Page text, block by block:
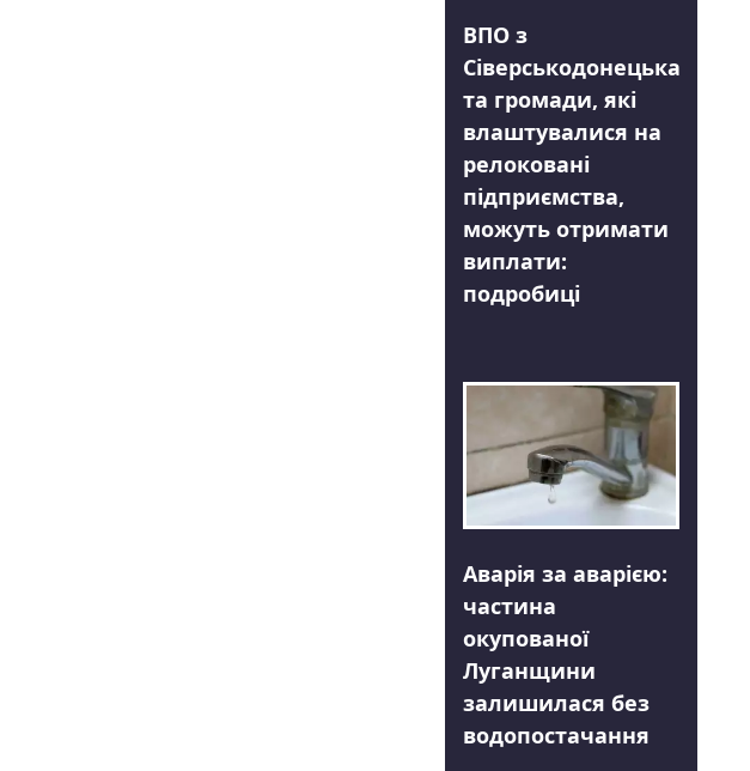
ВПО з
Сіверськодонецька
та громади, які
влаштувалися на
релоковані
підприємства,
можуть отримати
виплати:
подробиці
Аварія за аварією:
частина
окупованої
Луганщини
залишилася без
водопостачання